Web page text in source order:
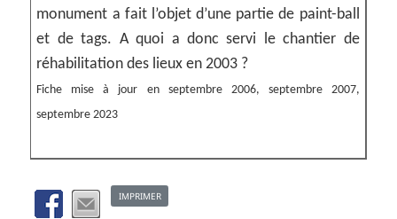
monument a fait l’objet d’une partie de paint-ball
et de tags. A quoi a donc servi le chantier de
réhabilitation des lieux en 2003 ?
Fiche mise à jour en septembre 2006, septembre 2007,
septembre 2023
IMPRIMER